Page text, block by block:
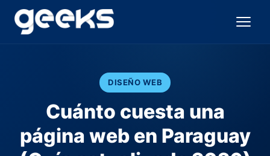
DISEÑO WEB
Cuánto cuesta una
página web en Paraguay